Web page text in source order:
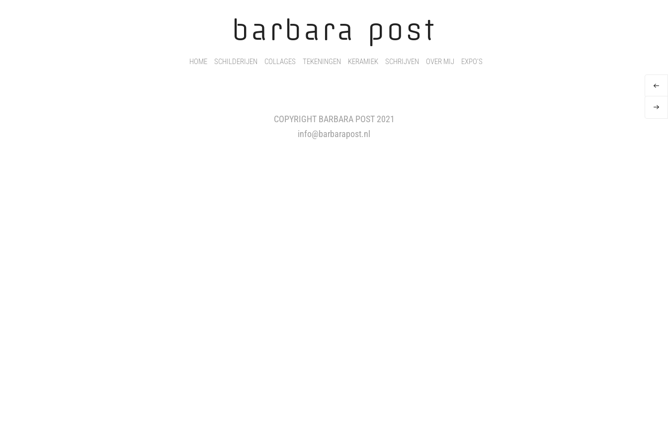
barbara post
HOME SCHILDERIJEN COLLAGES TEKENINGEN KERAMIEK SCHRIJVEN OVER MIJ EXPO’S
COPYRIGHT BARBARA POST 2021
info@barbarapost.nl